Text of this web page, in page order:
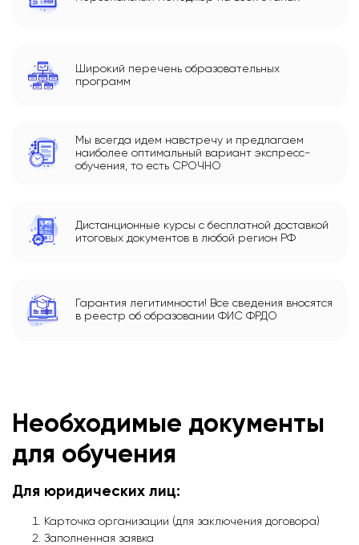
Широкий перечень образовательных
программ
Мы всегда идем навстречу и предлагаем
наиболее оптимальный вариант экспресс-
обучения, то есть СРОЧНО
Дистанционные курсы с бесплатной доставкой
итоговых документов в любой регион РФ
Гарантия легитимности! Все сведения вносятся
в реестр об образовании ФИС ФРДО
Необходимые документы
для обучения
Для юридических лиц:
Карточка организации (для заключения договора)
Заполненная заявка